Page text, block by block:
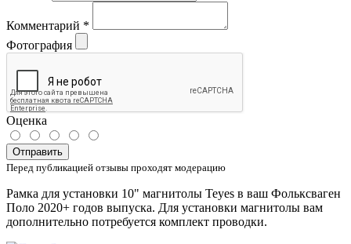
Комментарий *
Фотография
Оценка
Отправить
Перед публикацией отзывы проходят модерацию
Рамка для установки 10" магнитолы Teyes в ваш Фольксваген
Поло 2020+ годов выпуска. Для установки магнитолы вам
дополнительно потребуется комплект проводки.